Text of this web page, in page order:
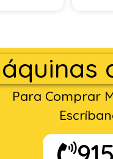
Para Comprar